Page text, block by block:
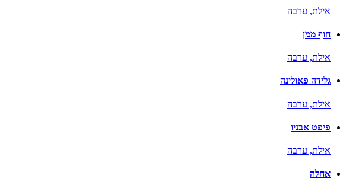
אילת, ערבה
חוף ממן
אילת, ערבה
גלידה פאולינה
אילת, ערבה
פיפט אבניו
אילת, ערבה
אחלה